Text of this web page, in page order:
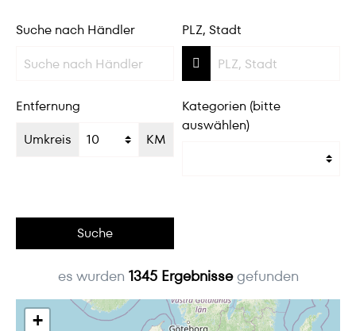
Suche nach Händler PLZ, Stadt
Entfernung
Umkreis
KM
Kategorien (bitte
auswählen)
Suche
es wurden 1345 Ergebnissegefunden
+